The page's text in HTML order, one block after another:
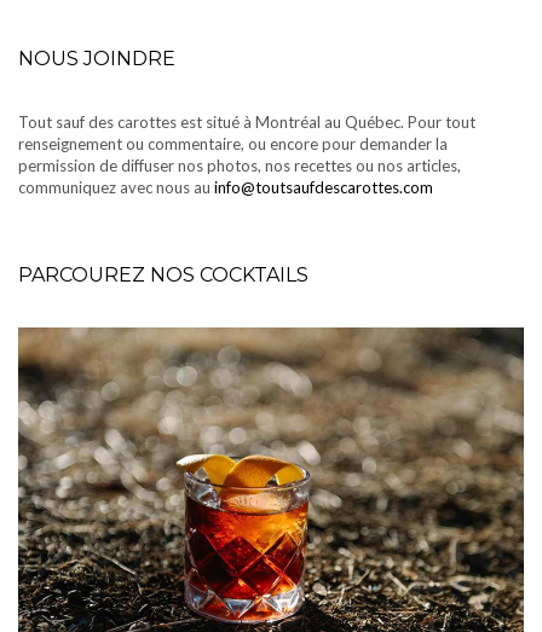
NOUS JOINDRE
Tout sauf des carottes est situé à Montréal au Québec. Pour tout
renseignement ou commentaire, ou encore pour demander la
permission de diffuser nos photos, nos recettes ou nos articles,
communiquez avec nous au info@toutsaufdescarottes.com
PARCOUREZ NOS COCKTAILS